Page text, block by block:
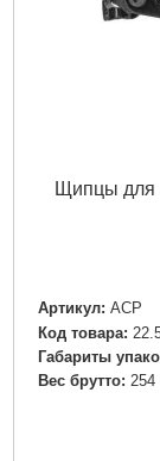
Щипцы для
Артикул: ACP
Код товара:
Габариты
Вес брутто: 254